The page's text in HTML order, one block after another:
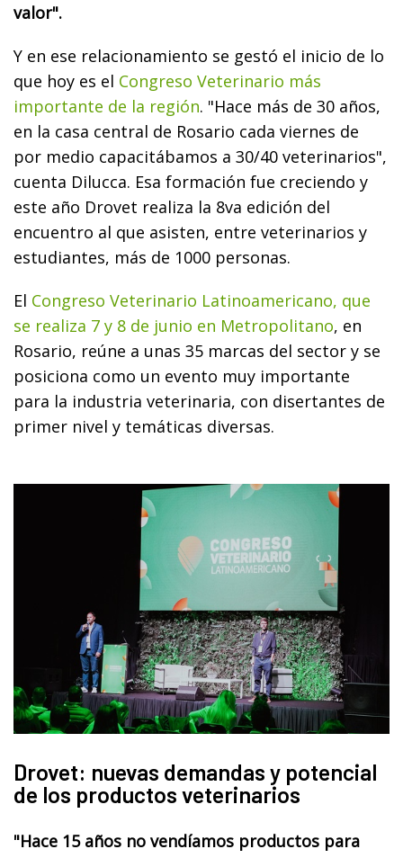
valor".
Y en ese relacionamiento se gestó el inicio de lo
que hoy es el Congreso Veterinario más
importante de la región. "Hace más de 30 años,
en la casa central de Rosario cada viernes de
por medio capacitábamos a 30/40 veterinarios",
cuenta Dilucca. Esa formación fue creciendo y
este año Drovet realiza la 8va edición del
encuentro al que asisten, entre veterinarios y
estudiantes, más de 1000 personas.
El Congreso Veterinario Latinoamericano, que
se realiza 7 y 8 de junio en Metropolitano, en
Rosario, reúne a unas 35 marcas del sector y se
posiciona como un evento muy importante
para la industria veterinaria, con disertantes de
primer nivel y temáticas diversas.
Drovet: nuevas demandas y potencial
de los productos veterinarios
"Hace 15 años no vendíamos productos para